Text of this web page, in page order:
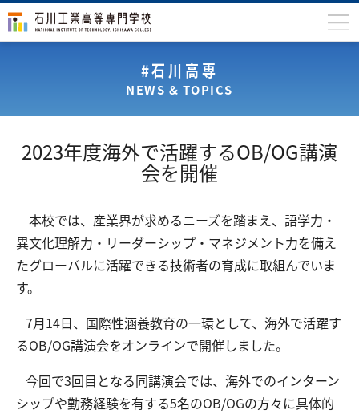
入学案内
国際交流
研究・産学連携
教育・研究施設
中学生の方 在学生の方
保護者の方 卒業生の方 地域・企業の方
#石川高専
NEWS & TOPICS
2023年度海外で活躍するOB/OG講演
会を開催
本校では、産業界が求めるニーズを踏まえ、語学力・
異文化理解力・リーダーシップ・マネジメント力を備え
たグローバルに活躍できる技術者の育成に取組んでいま
す。
7月14日、国際性涵養教育の一環として、海外で活躍す
るOB/OG講演会をオンラインで開催しました。
今回で3回目となる同講演会では、海外でのインターン
シップや勤務経験を有する5名のOB/OGの方々に具体的